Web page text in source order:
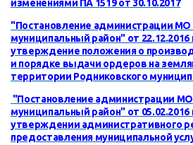
изменениями ПА 1519 от 30.10.2017
"Постановление администрации МО
муниципальный район" от
утверждение положения о
и порядке выдачи ордеров на
территории Родниковского
"Постановление администрации
муниципальный район" от 05.02.2016
утверждении административного
предоставления муниципальной